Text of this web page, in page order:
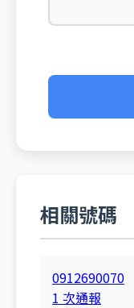
相關號碼
0912690070
1 次通報